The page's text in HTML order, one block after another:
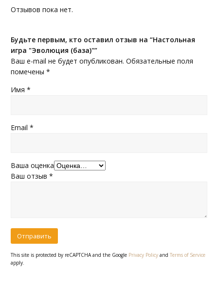
Отзывов пока нет.
Будьте первым, кто оставил отзыв на “Настольная
игра "Эволюция (база)"”
Ваш e-mail не будет опубликован. Обязательные поля
помечены*
Имя*
Email*
Ваша оценка
Ваш отзыв*
This site is protected by reCAPTCHA and the Google Privacy Policy andTerms of Service
apply.